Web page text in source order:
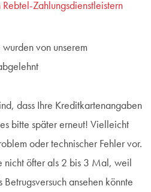
Rebtel-Zahlungsdienstleistern
wurden von unserem
dass Ihre Kreditkartenangaben
bitte später erneut! Vielleicht
oder technischer Fehler vor.
nicht öfter als 2 bis 3 Mal, weil
ansehen könnte